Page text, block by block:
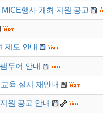
행사 개최 지원 공고
제도 안내
투어 안내
육 실시 재안내
원 공고 안내